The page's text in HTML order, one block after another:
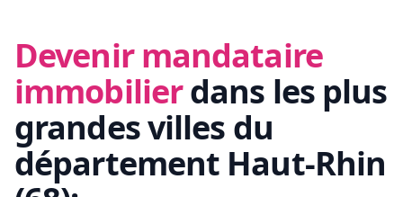
Devenir mandataire
immobilierdans les plus
grandes villes du
département Haut-Rhin